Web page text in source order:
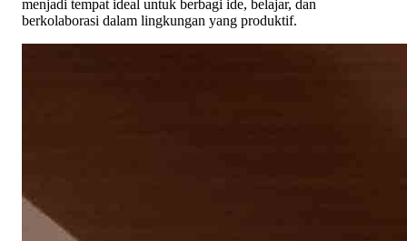
menjadi tempat ideal untuk berbagi ide, belajar, dan
berkolaborasi dalam lingkungan yang produktif.